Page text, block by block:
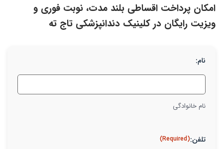
امکان پرداخت اقساطی بلند مدت، نوبت فوری و
ویزیت رایگان در کلینیک دندانپزشکی تاج ته
نام:
نام خانوادگی
تلفن:(Required)